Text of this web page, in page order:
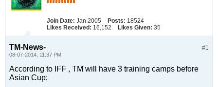
Join Date: Jan 2005 Posts: 18524
Likes Received: 16,152 Likes Given: 35
#1
TM-News-
08-07-2014, 11:37 PM
According to IFF , TM will have 3 training camps before
Asian Cup: